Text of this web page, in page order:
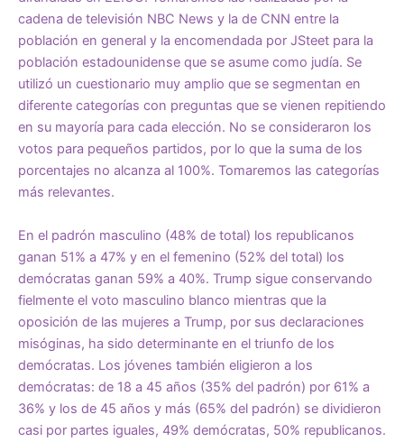
cadena de televisión NBC News y la de CNN entre la
población en general y la encomendada por JSteet para la
población estadounidense que se asume como judía. Se
utilizó un cuestionario muy amplio que se segmentan en
diferente categorías con preguntas que se vienen repitiendo
en su mayoría para cada elección. No se consideraron los
votos para pequeños partidos, por lo que la suma de los
porcentajes no alcanza al 100%. Tomaremos las categorías
más relevantes.
En el padrón masculino (48% de total) los republicanos
ganan 51% a 47% y en el femenino (52% del total) los
demócratas ganan 59% a 40%. Trump sigue conservando
fielmente el voto masculino blanco mientras que la
oposición de las mujeres a Trump, por sus declaraciones
misóginas, ha sido determinante en el triunfo de los
demócratas. Los jóvenes también eligieron a los
demócratas: de 18 a 45 años (35% del padrón) por 61% a
36% y los de 45 años y más (65% del padrón) se dividieron
casi por partes iguales, 49% demócratas, 50% republicanos.